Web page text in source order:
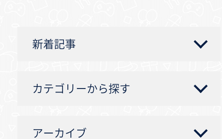
新着記事
カテゴリーから探す
アーカイブ